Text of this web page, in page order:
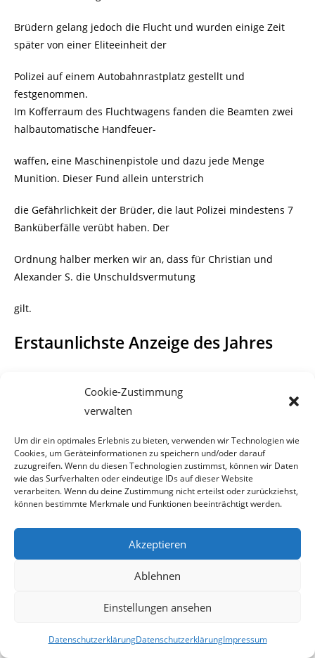
Cookie-Zustimmung
verwalten
Um dir ein optimales Erlebnis zu bieten, verwenden wir Technologien wie
Cookies, um Geräteinformationen zu speichern und/oder darauf
zuzugreifen. Wenn du diesen Technologien zustimmst, können wir Daten
wie das Surfverhalten oder eindeutige IDs auf dieser Website
verarbeiten. Wenn du deine Zustimmung nicht erteilst oder zurückziehst,
können bestimmte Merkmale und Funktionen beeinträchtigt werden.
Akzeptieren
Ablehnen
Einstellungen ansehen
DatenschutzerklärungDatenschutzerklärungImpressum
Brüdern gelang jedoch die Flucht und wurden einige Zeit
später von einer Eliteeinheit der
Polizei auf einem Autobahnrastplatz gestellt und
festgenommen.
Im Kofferraum des Fluchtwagens fanden die Beamten zwei
halbautomatische Handfeuer-
waffen, eine Maschinenpistole und dazu jede Menge
Munition. Dieser Fund allein unterstrich
die Gefährlichkeit der Brüder, die laut Polizei mindestens 7
Banküberfälle verübt haben. Der
Ordnung halber merken wir an, dass für Christian und
Alexander S. die Unschuldsvermutung
gilt.
Erstaunlichste Anzeige des Jahres
Bankräuber sind, sondern auch
vergangenen Donnerstag ans Tageslicht.
Da langte nämlich bei der Staatsanwaltschaft St. Pölten, die
wohl erstaunlichste Anzeige des
Christian S. stellte gegen den Sicherheitsmann, dem
eigentlich zu verdanken ist dass die
Bankräuberkarriere ein Ende fand, einen Strafantrag wegen
bereits eingesteckt hatte.